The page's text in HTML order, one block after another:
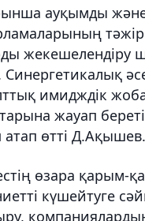
ауқымды
жекешелендіру
Синергетикалық
имидждік
жауап
атап өтті Д.Ақышев.
өзара қарым-
күшейтуге